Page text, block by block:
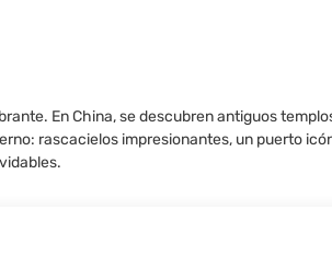
En China, se descubren antiguos
rascacielos impresionantes, un puerto